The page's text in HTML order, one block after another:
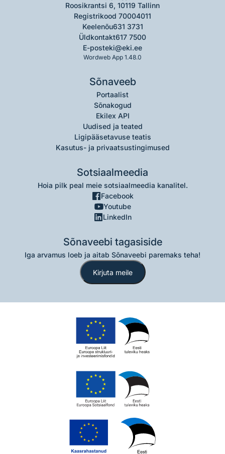
Roosikrantsi 6, 10119 Tallinn
Registrikood 70004011
Keelenõu631 3731
Üldkontakt617 7500
E-posteki@eki.ee
Wordweb App 1.48.0
Sõnaveeb
Portaalist
Sõnakogud
Ekilex API
Uudised ja teated
Ligipääsetavuse teatis
Kasutus- ja privaatsustingimused
Sotsiaalmeedia
Hoia pilk peal meie sotsiaalmeedia kanalitel.
Facebook
Youtube
LinkedIn
Sõnaveebi tagasiside
Iga arvamus loeb ja aitab Sõnaveebi paremaks teha!
Kirjuta meile